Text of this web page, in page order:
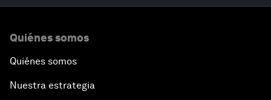
Quiénes somos
Quiénes somos
Nuestra estrategia